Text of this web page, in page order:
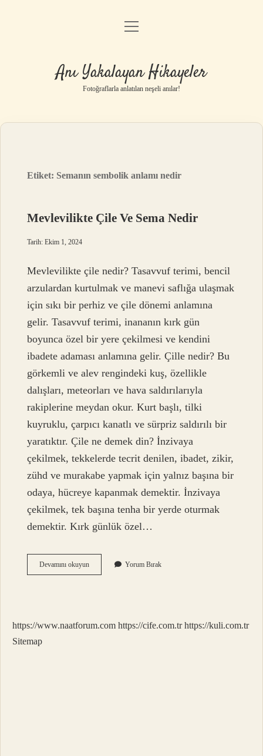
Anasayfa
Yasal Uyarı
menüyü
Anı Yakalayan Hikayeler
Fotoğraflarla anlatılan neşeli anılar!
Etiket: Semanın sembolik anlamı nedir
Mevlevilikte Çile Ve Sema Nedir
Tarih: Ekim 1, 2024
Mevlevilikte çile nedir? Tasavvuf terimi, bencil
arzulardan kurtulmak ve manevi saflığa ulaşmak
için sıkı bir perhiz ve çile dönemi anlamına
gelir. Tasavvuf terimi, inananın kırk gün
boyunca özel bir yere çekilmesi ve kendini
ibadete adaması anlamına gelir. Çille nedir? Bu
görkemli ve alev rengindeki kuş, özellikle
dalışları, meteorları ve hava saldırılarıyla
rakiplerine meydan okur. Kurt başlı, tilki
kuyruklu, çarpıcı kanatlı ve sürpriz saldırılı bir
yaratıktır. Çile ne demek din? İnzivaya
çekilmek, tekkelerde tecrit denilen, ibadet, zikir,
zühd ve murakabe yapmak için yalnız başına bir
odaya, hücreye kapanmak demektir. İnzivaya
çekilmek, tek başına tenha bir yerde oturmak
demektir. Kırk günlük özel…
Devamını okuyunMevlevilikte
Çile
Yorum Bırak
https://www.naatforum.com https://cife.com.tr https://kuli.com.tr
Sitemap